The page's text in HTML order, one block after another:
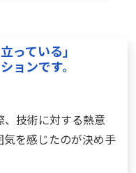
立っている」
ョンです。
技術に対する熱意
を感じたのが決め手